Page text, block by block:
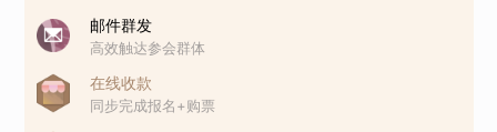
邮件群发
高效触达参会群体
在线收款
同步完成报名+购票